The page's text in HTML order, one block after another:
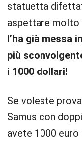
statuetta
aspettare molto
l’ha già messa
più
i 1000 dollari!
Se voleste
Samus con
avete 1000 euro